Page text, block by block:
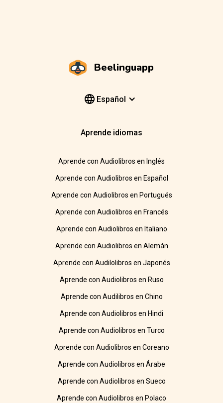
Beelinguapp
Español
Aprende idiomas
Aprende con Audiolibros en Inglés
Aprende con Audiolibros en Español
Aprende con Audiolibros en Portugués
Aprende con Audiolibros en Francés
Aprende con Audiolibros en Italiano
Aprende con Audiolibros en Alemán
Aprende con Audilolibros en Japonés
Aprende con Audiolibros en Ruso
Aprende con Audilibros en Chino
Aprende con Audiolibros en Hindi
Aprende con Audiolibros en Turco
Aprende con Audiolibros en Coreano
Aprende con Audiolibros en Árabe
Aprende con Audiolibros en Sueco
Aprende con Audiolibros en Polaco